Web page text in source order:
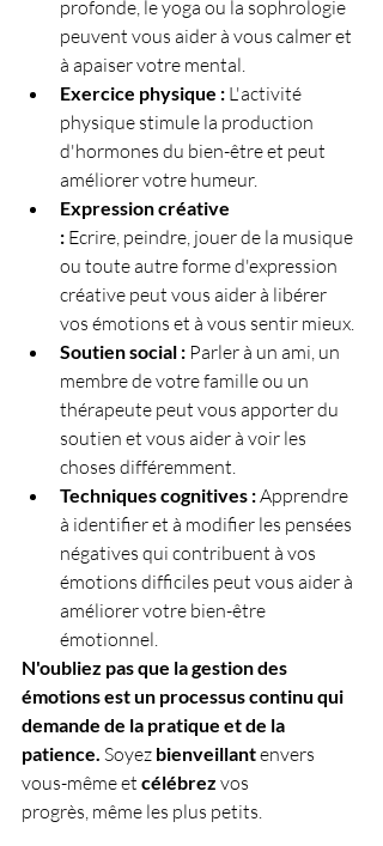
profonde, le yoga ou la sophrologie
peuvent vous aider à vous calmer et
à apaiser votre mental.
Exercice physique : L'activité
physique stimule la production
d'hormones du bien-être et peut
améliorer votre humeur.
Expression créative
: Ecrire, peindre, jouer de la musique
ou toute autre forme d'expression
créative peut vous aider à libérer
vos émotions et à vous sentir mieux.
Soutien social : Parler à un ami, un
membre de votre famille ou un
thérapeute peut vous apporter du
soutien et vous aider à voir les
choses différemment.
Techniques cognitives : Apprendre
à identifier et à modifier les pensées
négatives qui contribuent à vos
émotions difficiles peut vous aider à
améliorer votre bien-être
émotionnel.
N'oubliez pas que la gestion des
émotions est un processus continu qui
demande de la pratique et de la
patience. Soyez bienveillant envers
vous-même et célébrez vos
progrès, même les plus petits.